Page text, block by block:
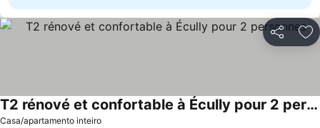
Partilhar
Casa/apartamento inteiro
T2 rénové et confortable à Écully pour 2 personnes